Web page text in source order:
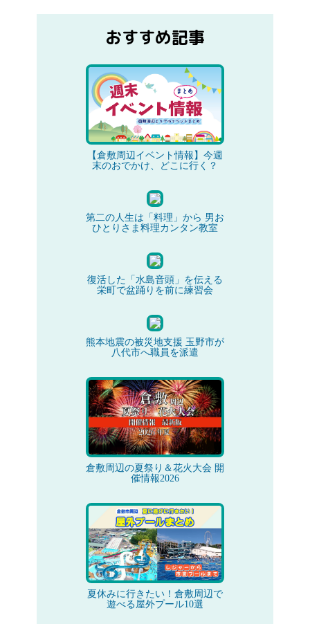
おすすめ記事
【倉敷周辺イベント情報】今週
末のおでかけ、どこに行く？
第二の人生は「料理」から 男お
ひとりさま料理カンタン教室
復活した「水島音頭」を伝える
栄町で盆踊りを前に練習会
熊本地震の被災地支援 玉野市が
八代市へ職員を派遣
倉敷周辺の夏祭り＆花火大会 開
催情報2026
夏休みに行きたい！倉敷周辺で
遊べる屋外プール10選